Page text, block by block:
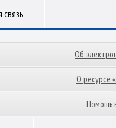
связь
Об
О ресурсе
Помощь